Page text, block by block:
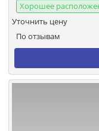
Хорошее
По отзывам
Уточнить цену